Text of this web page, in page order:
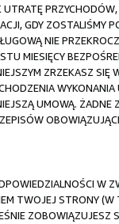
GDY ZOSTALIŚMY
NIE
MIESIĘCY
ZRZEKASZ SIĘ
UMOWĄ.
W
TWOJEJ STRONY (W
ZOBOWIĄZUJESZ